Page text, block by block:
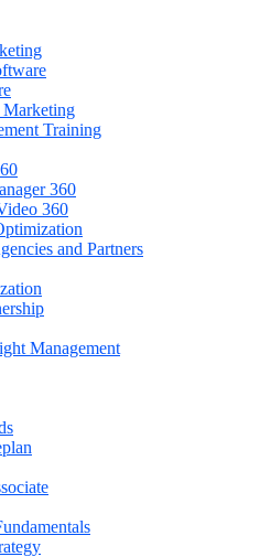
Marketing
Training
360
360
and Partners
Management